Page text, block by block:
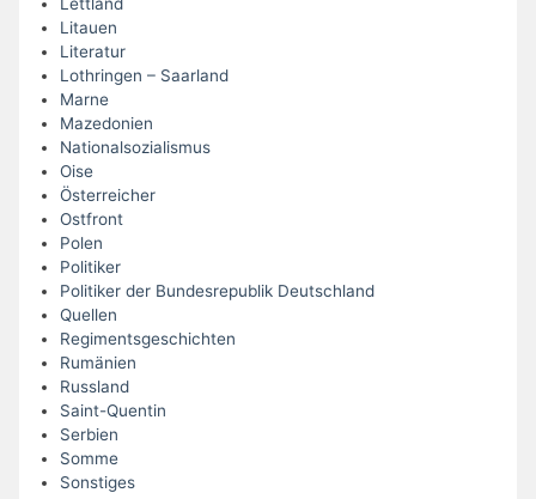
Litauen
Literatur
Lothringen – Saarland
Marne
Mazedonien
Nationalsozialismus
Oise
Österreicher
Ostfront
Polen
Politiker
Politiker der Bundesrepublik Deutschland
Quellen
Regimentsgeschichten
Rumänien
Russland
Saint-Quentin
Serbien
Somme
Sonstiges